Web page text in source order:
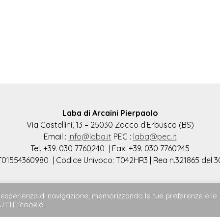
Laba di Arcaini Pierpaolo
Via Castellini, 13 – 25030 Zocco d’Erbusco (BS)
Email : info@laba.it PEC : laba@pec.it
Tel. +39. 030 7760240 | Fax. +39. 030 7760245
| Codice Univoco: T042HR3 | Rea n.321865 del
di navigazione, memorizzando le tue preferenze e le
i cookie.